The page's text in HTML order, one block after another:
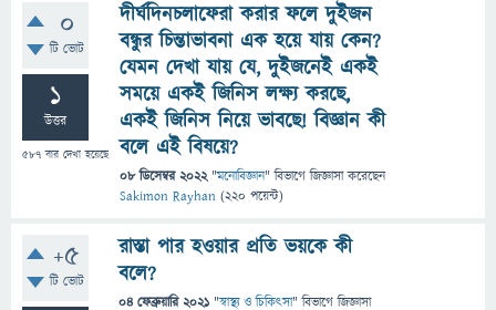
0
টি ভোট
1
উত্তর
587 বার দেখা হয়েছে
দীর্ঘদিনচলাফেরা করার ফলে দুইজন
বন্ধুর চিন্তাভাবনা এক হয়ে যায় কেন?
যেমন দেখা যায় যে, দুইজনেই একই
সময়ে একই জিনিস লক্ষ্য করছে,
একই জিনিস নিয়ে ভাবছে! বিজ্ঞান কী
বলে এই বিষয়ে?
08 ডিসেম্বর 2022 "মনোবিজ্ঞান" বিভাগে জিজ্ঞাসাকরেছেন
Sakimon Rayhan (220 পয়েন্ট)
+5
টি ভোট
রাস্তা পার হওয়ার প্রতি ভয়কে কী
বলে?
04 ফেব্রুয়ারি 2021 "স্বাস্থ্য ও চিকিৎসা" বিভাগে জিজ্ঞাসা